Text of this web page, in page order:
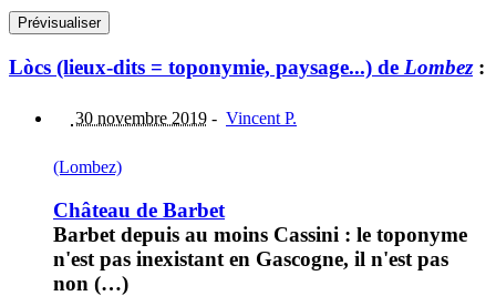
Lòcs (lieux-dits = toponymie, paysage...) de Lombez:
30 novembre 2019 - Vincent P.
(Lombez)
Château de Barbet
Barbet depuis au moins Cassini : le toponyme
n'est pas inexistant en Gascogne, il n'est pas
non (…)